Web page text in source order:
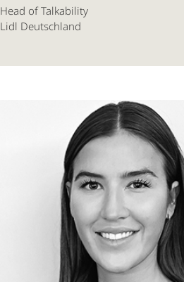
Head of Talkability
Lidl Deutschland